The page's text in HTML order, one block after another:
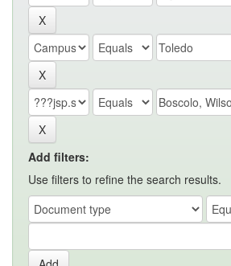
Add filters:
Use filters to refine the search results.